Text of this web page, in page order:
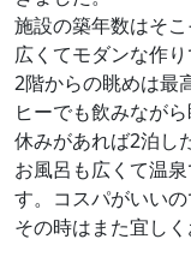
施設の築年数はそ
広くてモダンな作
2階からの眺めは最
ヒーでも飲みなが
休みがあれば2泊し
お風呂も広くて温
す。コスパがいいの
その時はまた宜し